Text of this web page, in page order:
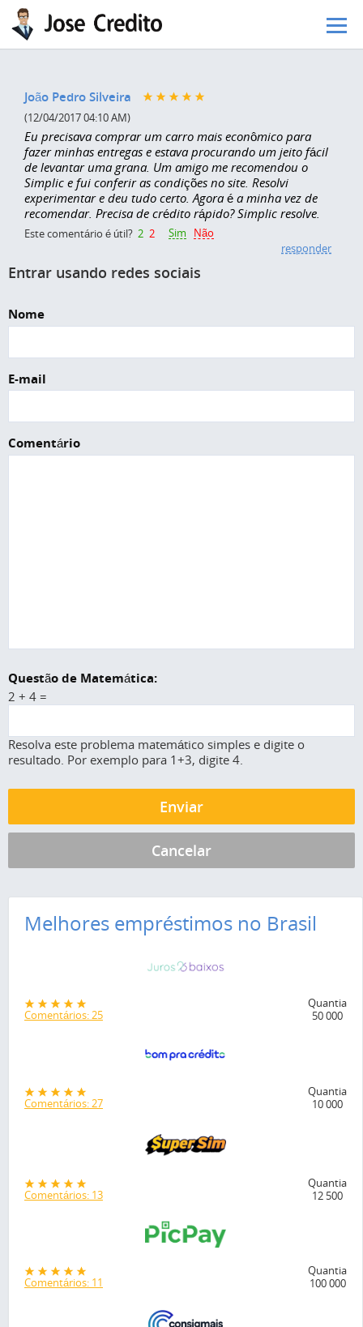
Pular para o conteúdo principal
João Pedro Silveira
(12/04/2017 04:10 AM)
Eu precisava comprar um carro mais econômico para
fazer minhas entregas e estava procurando um jeito fácil
de levantar uma grana. Um amigo me recomendou o
Simplic e fui conferir as condições no site. Resolvi
experimentar e deu tudo certo. Agora é a minha vez de
recomendar. Precisa de crédito rápido? Simplic resolve.
Este comentário é útil? 2 2 Sim
Não
responder
Entrar usando redes sociais
Nome
E-mail
Comentário
Questão de Matemática:
2 + 4 =
Resolva este problema matemático simples e digite o
resultado. Por exemplo para 1+3, digite 4.
Melhores empréstimos no Brasil
Comentários: 25
Quantia
50 000
Comentários: 27
Quantia
10 000
Comentários: 13
Quantia
12 500
Comentários: 11
Quantia
100 000